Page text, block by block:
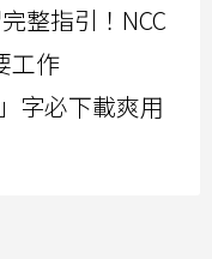
整指引！NCC
工作
字必下載爽用